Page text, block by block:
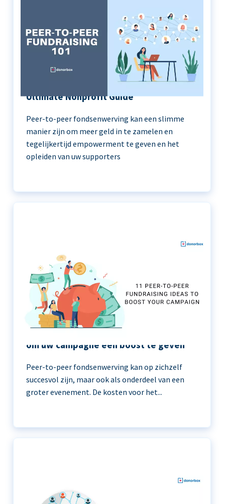
Peer-to-Peer Fundraising 101 | The
Ultimate Nonprofit Guide
Peer-to-peer fondsenwerving kan een slimme
manier zijn om meer geld in te zamelen en
tegelijkertijd empowerment te geven en het
opleiden van uw supporters
om uw campagne een boost te geven
Peer-to-peer fondsenwerving kan op zichzelf
succesvol zijn, maar ook als onderdeel van een
groter evenement. De kosten voor het...